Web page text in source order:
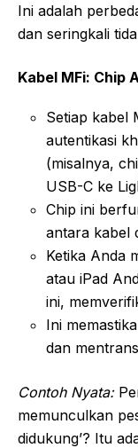
Ini adalah
dan seringkali
Kabel MFi: Chip
Setiap kabel
autentikasi
(misalnya,
USB-C ke
Chip ini
antara kabel
Ketika Anda
atau iPad
ini,
Ini
dan
Contoh Nyata:
memunculkan
didukung’? Itu